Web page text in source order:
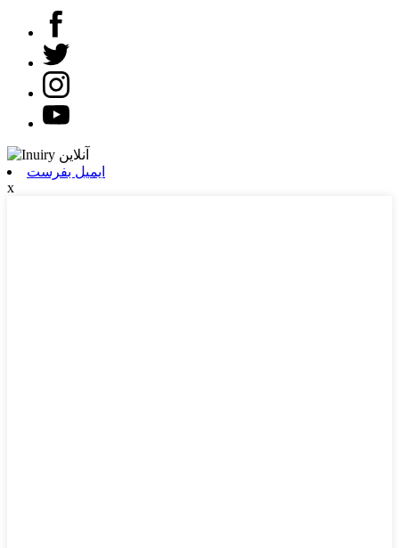
ایمیل بفرست
x